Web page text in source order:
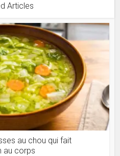
Articles
au chou qui fait
au corps